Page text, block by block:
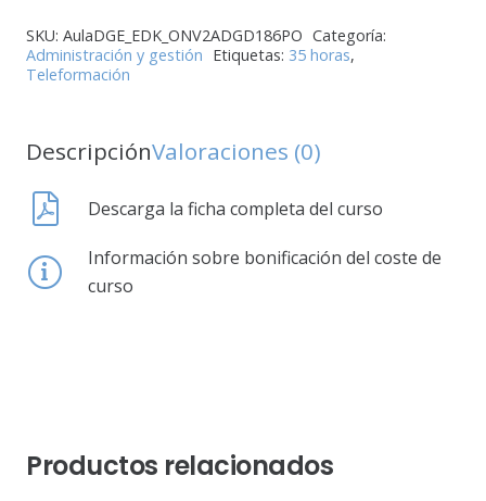
SKU: AulaDGE_EDK_ONV2ADGD186PO Categoría:
Administración y gestión Etiquetas: 35 horas,
Teleformación
DescripciónValoraciones (0)
Descarga la ficha completa del curso
Información sobre bonificación del coste de
curso
Productos relacionados